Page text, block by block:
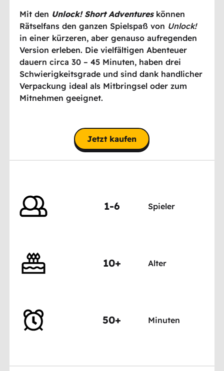
Mit den Unlock! Short Adventureskönnen
Rätselfans den ganzen Spielspaß von Unlock!
in einer kürzeren, aber genauso aufregenden
Version erleben. Die vielfältigen Abenteuer
dauern circa 30 – 45 Minuten, haben drei
Schwierigkeitsgrade und sind dank handlicher
Verpackung ideal als Mitbringsel oder zum
Mitnehmen geeignet.
Jetzt kaufen
1-6 Spieler
10+ Alter
50+ Minuten